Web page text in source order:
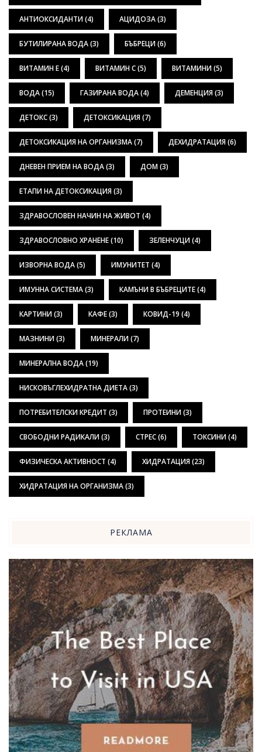
АНТИОКСИДАНТИ(4) АЦИДОЗА(3)
БУТИЛИРАНА ВОДА(3) БЪБРЕЦИ(6)
ВИТАМИН Е(4) ВИТАМИН С(5) ВИТАМИНИ(5)
ВОДА(15) ГАЗИРАНА ВОДА(4) ДЕМЕНЦИЯ(3)
ДЕТОКС(3) ДЕТОКСИКАЦИЯ(7)
ДЕТОКСИКАЦИЯ НА ОРГАНИЗМА(7) ДЕХИДРАТАЦИЯ(6)
ДНЕВЕН ПРИЕМ НА ВОДА(3) ДОМ(3)
ЕТАПИ НА ДЕТОКСИКАЦИЯ(3)
ЗДРАВОСЛОВЕН НАЧИН НА ЖИВОТ (4)
ЗДРАВОСЛОВНО ХРАНЕНЕ(10) ЗЕЛЕНЧУЦИ(4)
ИЗВОРНА ВОДА(5) ИМУНИТЕТ (4)
ИМУННА СИСТЕМА(3) КАМЪНИ В БЪБРЕЦИТЕ(4)
КАРТИНИ(3) КАФЕ(3) КОВИД-19 (4)
МАЗНИНИ(3) МИНЕРАЛИ(7)
МИНЕРАЛНА ВОДА(19)
НИСКОВЪГЛЕХИДРАТНА ДИЕТА(3)
ПОТРЕБИТЕЛСКИ КРЕДИТ (3) ПРОТЕИНИ(3)
СВОБОДНИ РАДИКАЛИ(3) СТРЕС(6) ТОКСИНИ(4)
ФИЗИЧЕСКА АКТИВНОСТ (4) ХИДРАТАЦИЯ(23)
ХИДРАТАЦИЯ НА ОРГАНИЗМА(3)
РЕКЛАМА